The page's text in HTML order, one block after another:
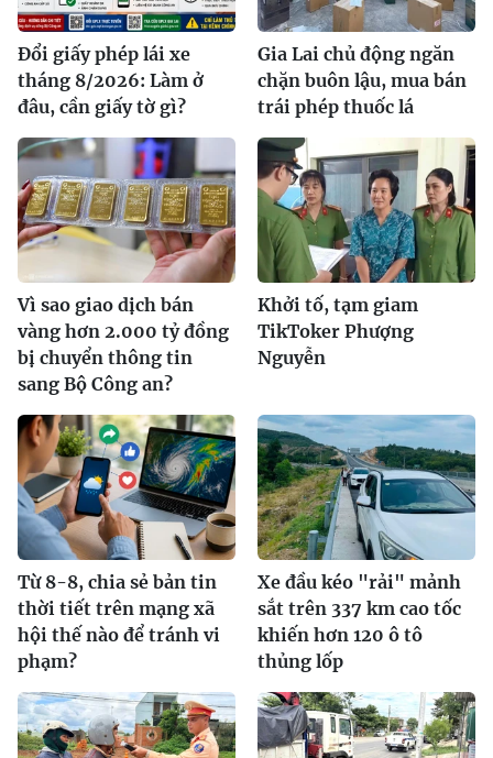
Đổi giấy phép lái xe
tháng 8/2026: Làm ở
đâu, cần giấy tờ gì?
Gia Lai chủ động ngăn
chặn buôn lậu, mua bán
trái phép thuốc lá
Vì sao giao dịch bán
vàng hơn 2.000 tỷ đồng
bị chuyển thông tin
sang Bộ Công an?
Khởi tố, tạm giam
TikToker Phượng
Nguyễn
Từ 8-8, chia sẻ bản tin
thời tiết trên mạng xã
hội thế nào để tránh vi
phạm?
Xe đầu kéo "rải" mảnh
sắt trên 337 km cao tốc
khiến hơn 120 ô tô
thủng lốp